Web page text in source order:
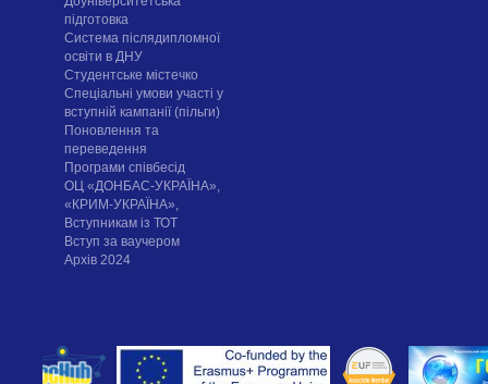
підготовка
Система післядипломної
освіти в ДНУ
Cтудентське містечко
Спеціальні умови участі у
вступній кампанії (пільги)
Поновлення та
переведення
Програми співбесід
ОЦ «ДОНБАС-УКРАЇНА»,
«КРИМ-УКРАЇНА»,
Вступникам із ТОТ
Вступ за ваучером
Архів 2024